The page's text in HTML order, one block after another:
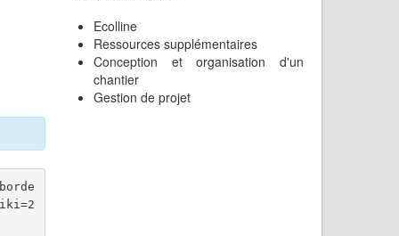
Ecolline
Ressources supplémentaires
Conception et organisation d'un
chantier
Gestion de projet